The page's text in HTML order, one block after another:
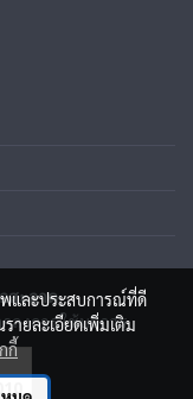
สะอาด
ลงการใช้บริการ
พและประสบการณ์ที่ดี
ายละเอียดเพิ่มเติม
กี้